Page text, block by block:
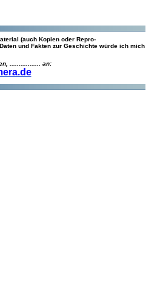
(auch Kopien oder Repro-
und Fakten zur Geschichte würde ich mich
................. an: